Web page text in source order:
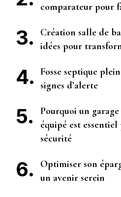
comparateur pour
Création salle de
idées pour
Fosse septique
signes d’alerte
Pourquoi un
équipé est
sécurité
Optimiser son
un avenir serein